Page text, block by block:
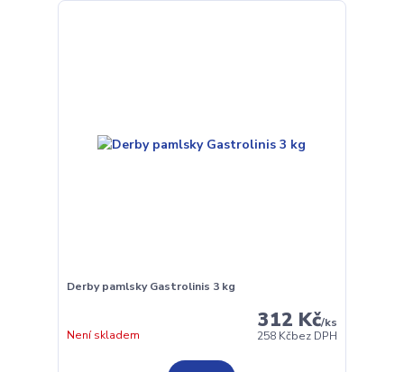
Derby pamlsky Gastrolinis 3 kg
312 Kč/ks
258 Kčbez DPH
Není skladem